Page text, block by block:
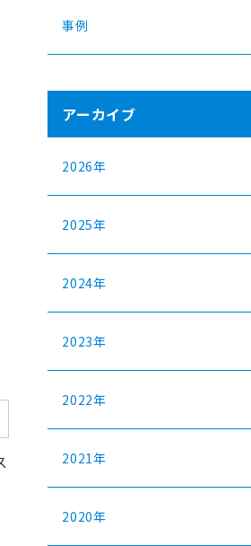
事例
アーカイブ
2026年
2025年
2024年
2023年
2022年
2021年
2020年